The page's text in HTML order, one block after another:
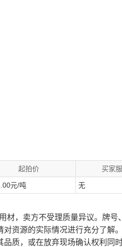
起拍价 买家
元/吨 无
材，卖方不受理质量异议。牌号
资源的实际情况进行充分了解
质，或在放弃现场确认权利同